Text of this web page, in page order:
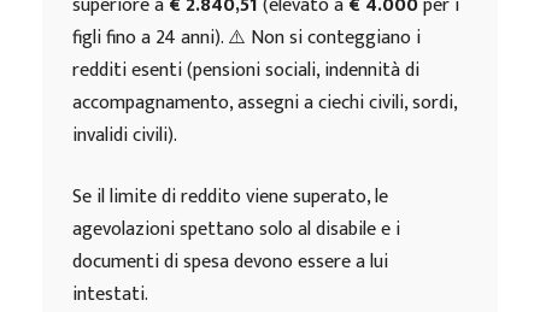
figli fino a 24 anni). ⚠️ Non si conteggiano i
redditi esenti (pensioni sociali, indennità di
accompagnamento, assegni a ciechi civili, sordi,
invalidi civili).
Se il limite di reddito viene superato, le
agevolazioni spettano solo al disabile e i
documenti di spesa devono essere a lui
intestati.